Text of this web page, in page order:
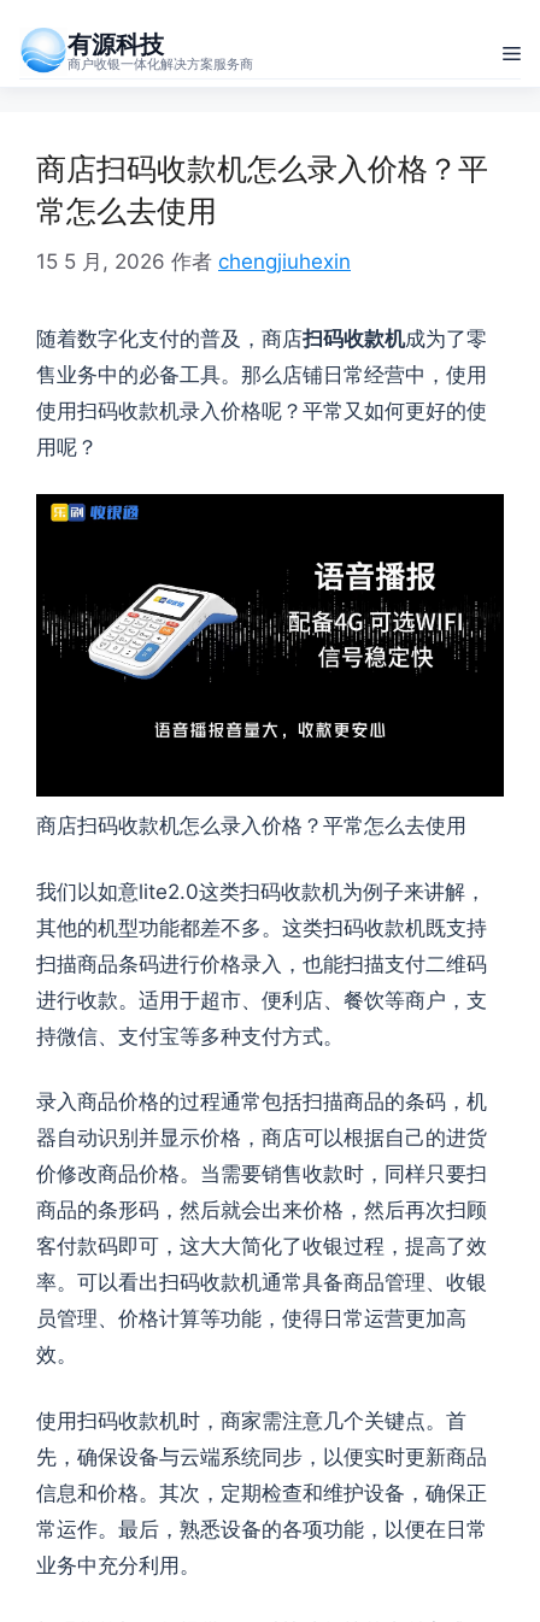
有源科技
商户收银一体化解决方案服务商 菜
商店扫码收款机怎么录入价格？平
常怎么去使用
15 5 月, 2026 作者 chengjiuhexin
随着数字化支付的普及，商店扫码收款机成为了零
售业务中的必备工具。那么店铺日常经营中，使用
使用扫码收款机录入价格呢？平常又如何更好的使
用呢？
商店扫码收款机怎么录入价格？平常怎么去使用
我们以如意lite2.0这类扫码收款机为例子来讲解，
其他的机型功能都差不多。这类扫码收款机既支持
扫描商品条码进行价格录入，也能扫描支付二维码
进行收款。适用于超市、便利店、餐饮等商户，支
持微信、支付宝等多种支付方式。
录入商品价格的过程通常包括扫描商品的条码，机
器自动识别并显示价格，商店可以根据自己的进货
价修改商品价格。当需要销售收款时，同样只要扫
商品的条形码，然后就会出来价格，然后再次扫顾
客付款码即可，这大大简化了收银过程，提高了效
率。可以看出扫码收款机通常具备商品管理、收银
员管理、价格计算等功能，使得日常运营更加高
效。
使用扫码收款机时，商家需注意几个关键点。首
先，确保设备与云端系统同步，以便实时更新商品
信息和价格。其次，定期检查和维护设备，确保正
常运作。最后，熟悉设备的各项功能，以便在日常
业务中充分利用。